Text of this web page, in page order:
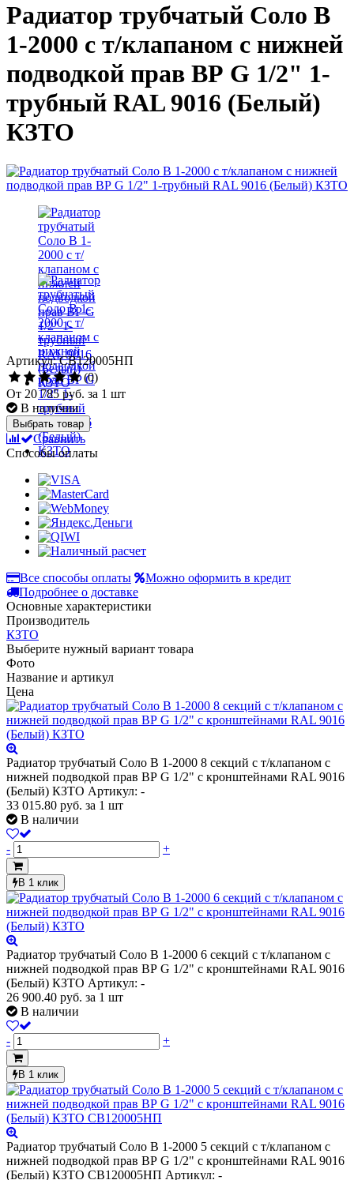
Радиатор трубчатый Соло В
1-2000 с т/клапаном с нижней
подводкой прав ВР G 1/2" 1-
трубный RAL 9016 (Белый)
КЗТО
Артикул: СВ120005НП
(0)
От 20 785 руб. за 1 шт
В наличии
Выбрать товар
Сравнить
Способы оплаты
Все способы оплаты
Можно оформить в кредит
Подробнее о доставке
Основные характеристики
Производитель
КЗТО
Выберите нужный вариант товара
Фото
Название и артикул
Цена
Радиатор трубчатый Соло В 1-2000 8 секций с т/клапаном с
нижней подводкой прав ВР G 1/2" с кронштейнами RAL 9016
(Белый) КЗТО Артикул: -
33 015.80 руб. за 1 шт
В наличии
- +
В 1 клик
Радиатор трубчатый Соло В 1-2000 6 секций с т/клапаном с
нижней подводкой прав ВР G 1/2" с кронштейнами RAL 9016
(Белый) КЗТО Артикул: -
26 900.40 руб. за 1 шт
В наличии
- +
В 1 клик
Радиатор трубчатый Соло В 1-2000 5 секций с т/клапаном с
нижней подводкой прав ВР G 1/2" с кронштейнами RAL 9016
(Белый) КЗТО СВ120005НП Артикул: -